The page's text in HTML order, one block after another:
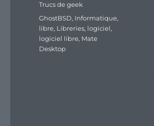
Trucs de geek
Étiquettes
GhostBSD, Informatique,
libre, Libreries, logiciel,
logiciel libre, Mate
Desktop